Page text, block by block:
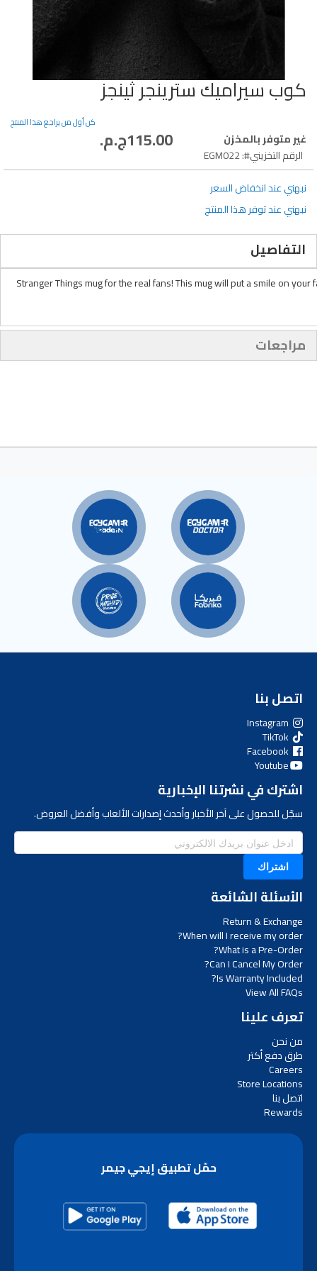
كوب سيراميك سترينجر ثينجز
كن أول من يراجع هذا المنتج
115.00ج.م.‏
غير متوفر بالمخزن
الرقم التخزيني EGM022
نبهني عند انخفاض السعر
نبهني عند توفر هذا المنتج
تخطي
إلى
الصور
التفاصيل
Stranger Things mug for the real fans! This mug will put a smile on
مراجعات
اتصل بنا
Instagram
TikTok
Facebook
Youtube
اشترك في نشرتنا الإخبارية
سجّل للحصول على آخر الأخبار وأحدث إصدارات الألعاب وأفضل العروض.
اشتراك
الأسئلة الشائعة
Return & Exchange
When will I receive my order?
What is a Pre-Order?
Can I Cancel My Order?
Is Warranty Included?
View All FAQs
تعرف علينا
من نحن
طرق دفع أكتر
Careers
Store Locations
اتصل بنا
Rewards
حمّل تطبيق إيجي جيمر